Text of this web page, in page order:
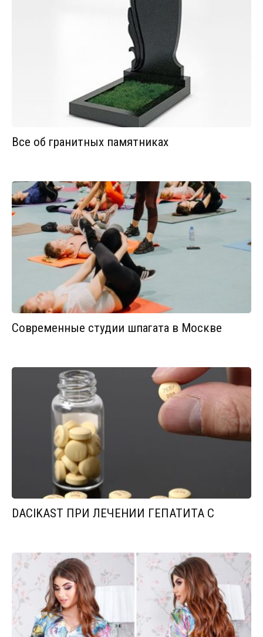
Все об гранитных памятниках
Современные студии шпагата в Москве
DACIKAST ПРИ ЛЕЧЕНИИ ГЕПАТИТА С